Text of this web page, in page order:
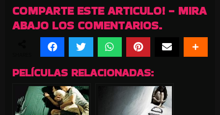
COMPARTE ESTE ARTICULO! - MIRA
ABAJO LOS COMENTARIOS.
PELÍCULAS RELACIONADAS: